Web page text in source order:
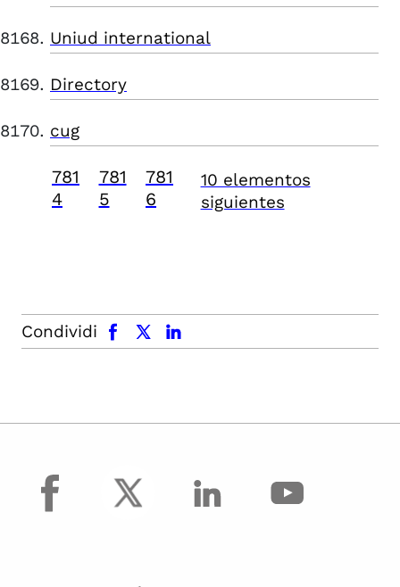
Uniud international
Directory
cug
781
4
781
5
781
6
10 elementos
siguientes
Condividi
facebook x.com linkedin
facebook